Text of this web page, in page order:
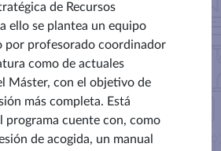
de Recursos
ello se plantea un equipo
por profesorado coordinador
como de actuales
Máster, con el objetivo de
más completa. Está
programa cuente con, como
de acogida, un manual